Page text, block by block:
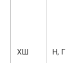
ХШ Н, Г